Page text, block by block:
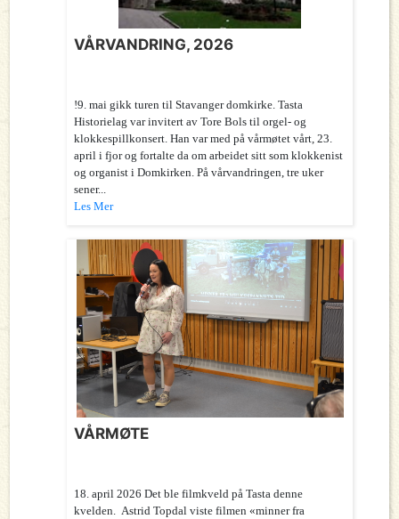
VÅRVANDRING, 2026
!9. mai gikk turen til Stavanger domkirke. Tasta
Historielag var invitert av Tore Bols til orgel- og
klokkespillkonsert. Han var med på vårmøtet vårt, 23.
april i fjor og fortalte da om arbeidet sitt som klokkenist
og organist i Domkirken. På vårvandringen, tre uker
sener...
Les Mer
VÅRMØTE
18. april 2026 Det ble filmkveld på Tasta denne
kvelden. Astrid Topdal viste filmen «minner fra